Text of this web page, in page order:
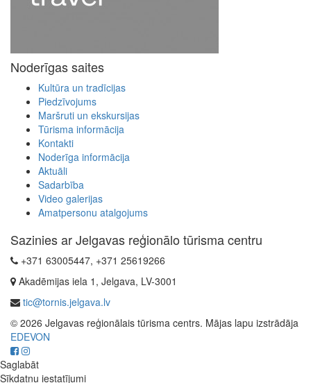
Noderīgas saites
Kultūra un tradīcijas
Piedzīvojums
Maršruti un ekskursijas
Tūrisma informācija
Kontakti
Noderīga informācija
Aktuāli
Sadarbība
Video galerijas
Amatpersonu atalgojums
Sazinies ar Jelgavas reģionālo tūrisma centru
+371 63005447, +371 25619266
Akadēmijas iela 1, Jelgava, LV-3001
tic@tornis.jelgava.lv
© 2026 Jelgavas reģionālais tūrisma centrs. Mājas lapu izstrādāja
EDEVON
Saglabāt
Sīkdatņu iestatījumi